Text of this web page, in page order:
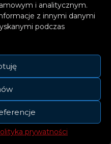
i analitycznym.
z innymi danymi
podczas
prywatności